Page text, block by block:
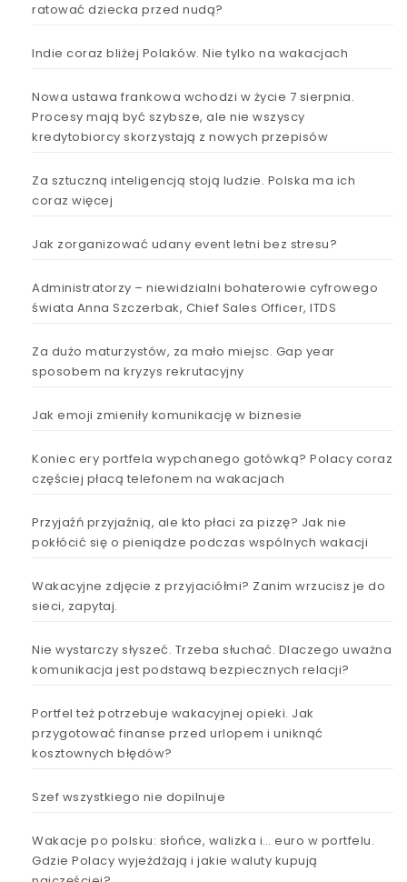
ratować dziecka przed nudą?
Indie coraz bliżej Polaków. Nie tylko na wakacjach
Nowa ustawa frankowa wchodzi w życie 7 sierpnia.
Procesy mają być szybsze, ale nie wszyscy
kredytobiorcy skorzystają z nowych przepisów
Za sztuczną inteligencją stoją ludzie. Polska ma ich
coraz więcej
Jak zorganizować udany event letni bez stresu?
Administratorzy – niewidzialni bohaterowie cyfrowego
świata Anna Szczerbak, Chief Sales Officer, ITDS
Za dużo maturzystów, za mało miejsc. Gap year
sposobem na kryzys rekrutacyjny
Jak emoji zmieniły komunikację w biznesie
Koniec ery portfela wypchanego gotówką? Polacy coraz
częściej płacą telefonem na wakacjach
Przyjaźń przyjaźnią, ale kto płaci za pizzę? Jak nie
pokłócić się o pieniądze podczas wspólnych wakacji
Wakacyjne zdjęcie z przyjaciółmi? Zanim wrzucisz je do
sieci, zapytaj.
Nie wystarczy słyszeć. Trzeba słuchać. Dlaczego uważna
komunikacja jest podstawą bezpiecznych relacji?
Portfel też potrzebuje wakacyjnej opieki. Jak
przygotować finanse przed urlopem i uniknąć
kosztownych błędów?
Szef wszystkiego nie dopilnuje
Wakacje po polsku: słońce, walizka i… euro w portfelu.
Gdzie Polacy wyjeżdżają i jakie waluty kupują